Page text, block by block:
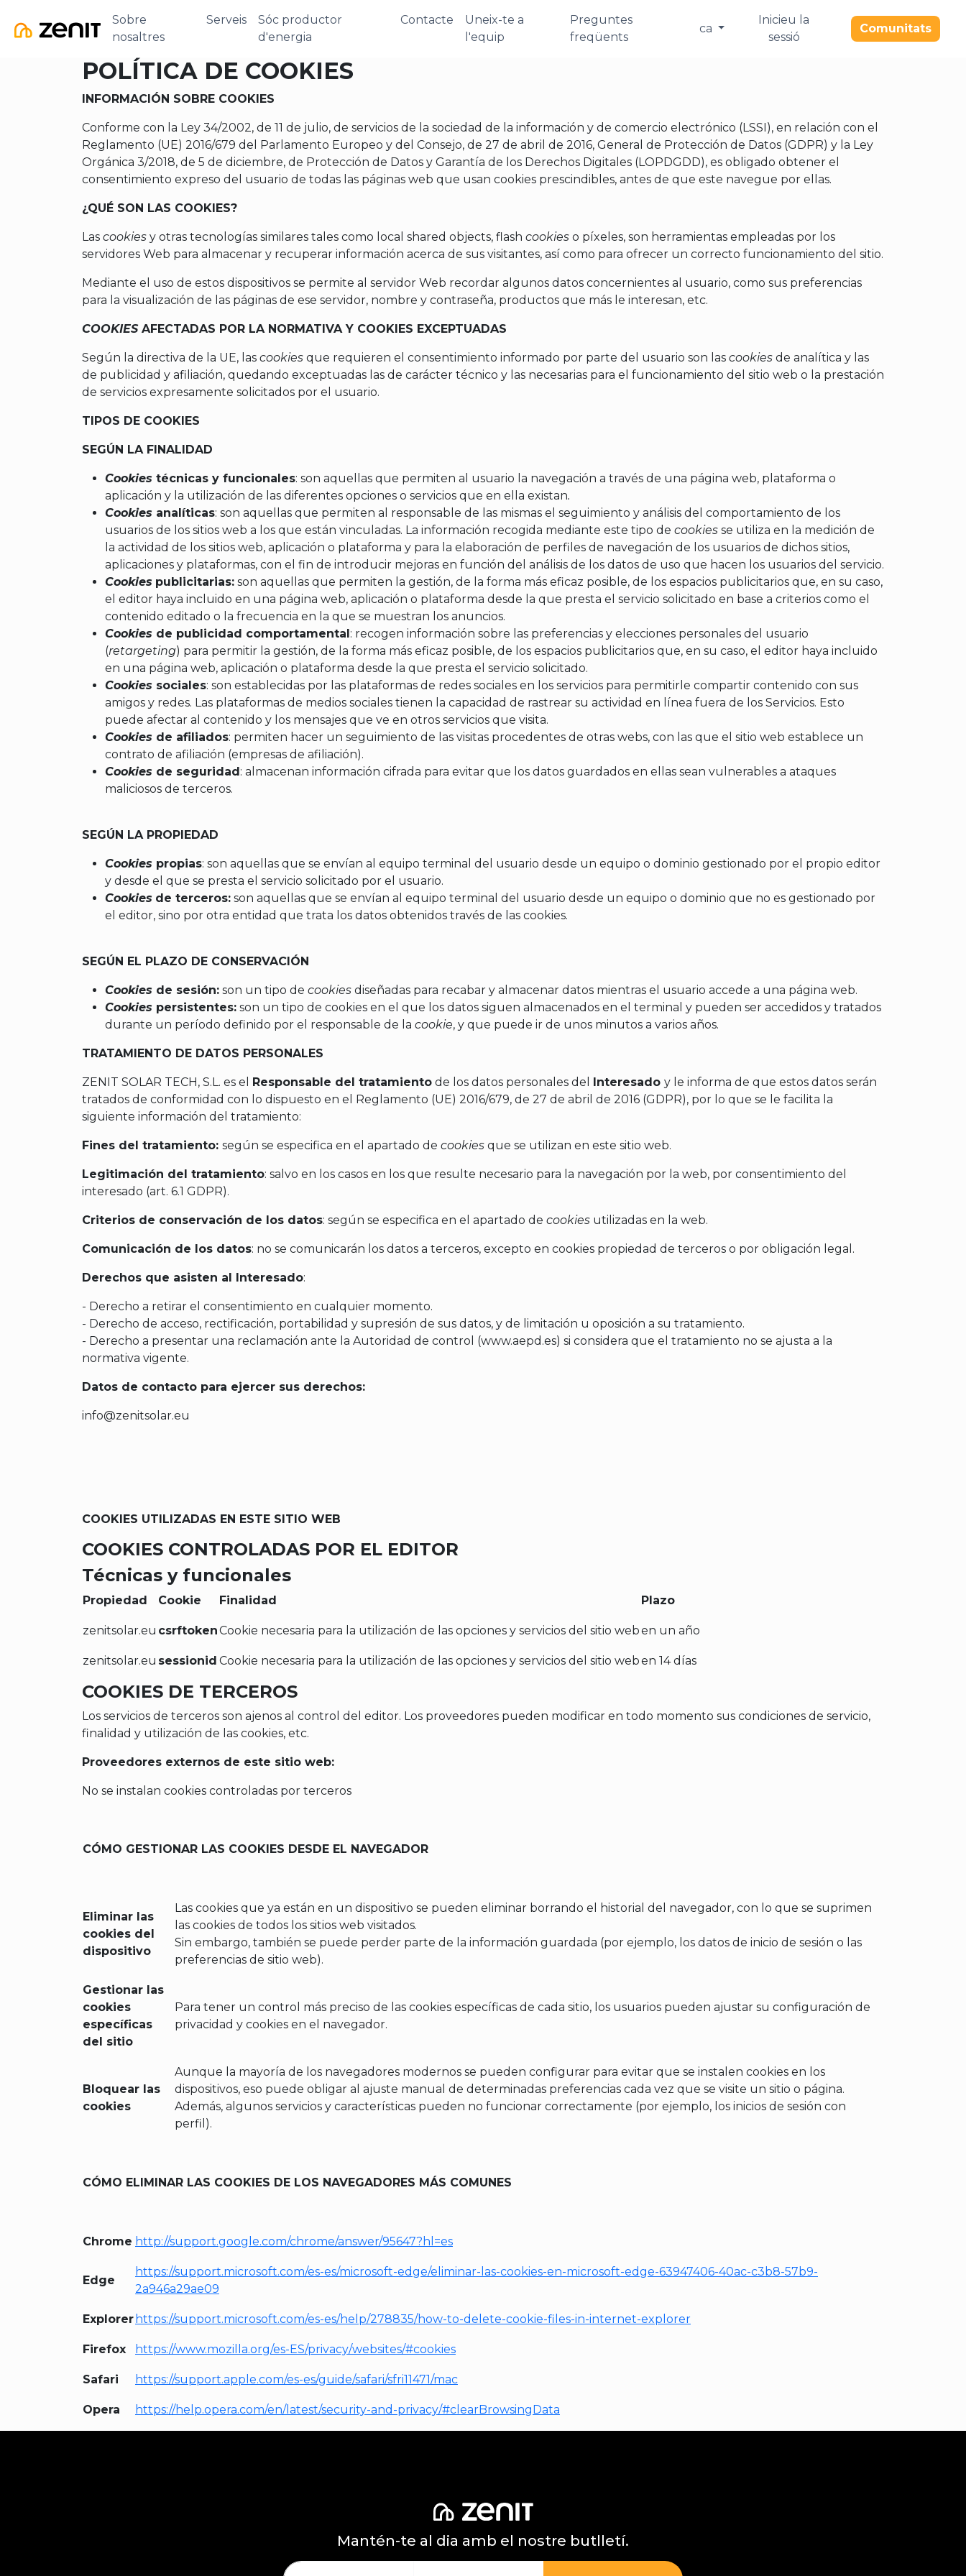
Sobre
nosaltres
Serveis
Sóc productor
d'energia
Contacte
Uneix-te a
l'equip
Preguntes
freqüents
ca
Inicieu la
sessió
Comunitats
POLÍTICA DE COOKIES
INFORMACIÓN SOBRE COOKIES
Conforme con la Ley 34/2002, de 11 de julio, de servicios de la sociedad de la información y de comercio electrónico (LSSI), en relación con el
Reglamento (UE) 2016/679 del Parlamento Europeo y del Consejo, de 27 de abril de 2016, General de Protección de Datos (GDPR) y la Ley
Orgánica 3/2018, de 5 de diciembre, de Protección de Datos y Garantía de los Derechos Digitales (LOPDGDD), es obligado obtener el
consentimiento expreso del usuario de todas las páginas web que usan cookies prescindibles, antes de que este navegue por ellas.
¿QUÉ SON LAS COOKIES?
Las cookies y otras tecnologías similares tales como local shared objects, flash cookies o píxeles, son herramientas empleadas por los
servidores Web para almacenar y recuperar información acerca de sus visitantes, así como para ofrecer un correcto funcionamiento del sitio.
Mediante el uso de estos dispositivos se permite al servidor Web recordar algunos datos concernientes al usuario, como sus preferencias
para la visualización de las páginas de ese servidor, nombre y contraseña, productos que más le interesan, etc.
COOKIES AFECTADAS POR LA NORMATIVA Y COOKIES EXCEPTUADAS
Según la directiva de la UE, las cookies que requieren el consentimiento informado por parte del usuario son las cookies de analítica y las
de publicidad y afiliación, quedando exceptuadas las de carácter técnico y las necesarias para el funcionamiento del sitio web o la prestación
de servicios expresamente solicitados por el usuario.
TIPOS DE COOKIES
SEGÚN LA FINALIDAD
Cookies técnicas y funcionales: son aquellas que permiten al usuario la navegación a través de una página web, plataforma o
aplicación y la utilización de las diferentes opciones o servicios que en ella existan.
Cookies analíticas: son aquellas que permiten al responsable de las mismas el seguimiento y análisis del comportamiento de los
usuarios de los sitios web a los que están vinculadas. La información recogida mediante este tipo de cookies se utiliza en la medición de
la actividad de los sitios web, aplicación o plataforma y para la elaboración de perfiles de navegación de los usuarios de dichos sitios,
aplicaciones y plataformas, con el fin de introducir mejoras en función del análisis de los datos de uso que hacen los usuarios del servicio.
Cookies publicitarias: son aquellas que permiten la gestión, de la forma más eficaz posible, de los espacios publicitarios que, en su caso,
el editor haya incluido en una página web, aplicación o plataforma desde la que presta el servicio solicitado en base a criterios como el
contenido editado o la frecuencia en la que se muestran los anuncios.
Cookies de publicidad comportamental: recogen información sobre las preferencias y elecciones personales del usuario
(retargeting) para permitir la gestión, de la forma más eficaz posible, de los espacios publicitarios que, en su caso, el editor haya incluido
en una página web, aplicación o plataforma desde la que presta el servicio solicitado.
Cookies sociales: son establecidas por las plataformas de redes sociales en los servicios para permitirle compartir contenido con sus
amigos y redes. Las plataformas de medios sociales tienen la capacidad de rastrear su actividad en línea fuera de los Servicios. Esto
puede afectar al contenido y los mensajes que ve en otros servicios que visita.
Cookies de afiliados: permiten hacer un seguimiento de las visitas procedentes de otras webs, con las que el sitio web establece un
contrato de afiliación (empresas de afiliación).
Cookies de seguridad: almacenan información cifrada para evitar que los datos guardados en ellas sean vulnerables a ataques
maliciosos de terceros.
SEGÚN LA PROPIEDAD
Cookies propias: son aquellas que se envían al equipo terminal del usuario desde un equipo o dominio gestionado por el propio editor
y desde el que se presta el servicio solicitado por el usuario.
Cookies de terceros: son aquellas que se envían al equipo terminal del usuario desde un equipo o dominio que no es gestionado por
el editor, sino por otra entidad que trata los datos obtenidos través de las cookies.
SEGÚN EL PLAZO DE CONSERVACIÓN
Cookies de sesión: son un tipo de cookies diseñadas para recabar y almacenar datos mientras el usuario accede a una página web.
Cookies persistentes: son un tipo de cookies en el que los datos siguen almacenados en el terminal y pueden ser accedidos y tratados
durante un período definido por el responsable de la cookie, y que puede ir de unos minutos a varios años.
TRATAMIENTO DE DATOS PERSONALES
ZENIT SOLAR TECH, S.L. es el Responsable del tratamiento de los datos personales del Interesado y le informa de que estos datos serán
tratados de conformidad con lo dispuesto en el Reglamento (UE) 2016/679, de 27 de abril de 2016 (GDPR), por lo que se le facilita la
siguiente información del tratamiento:
Fines del tratamiento: según se especifica en el apartado de cookies que se utilizan en este sitio web.
Legitimación del tratamiento: salvo en los casos en los que resulte necesario para la navegación por la web, por consentimiento del
interesado (art. 6.1 GDPR).
Criterios de conservación de los datos: según se especifica en el apartado de cookies utilizadas en la web.
Comunicación de los datos: no se comunicarán los datos a terceros, excepto en cookies propiedad de terceros o por obligación legal.
Derechos que asisten al Interesado:
- Derecho a retirar el consentimiento en cualquier momento.
- Derecho de acceso, rectificación, portabilidad y supresión de sus datos, y de limitación u oposición a su tratamiento.
- Derecho a presentar una reclamación ante la Autoridad de control (www.aepd.es) si considera que el tratamiento no se ajusta a la
normativa vigente.
Datos de contacto para ejercer sus derechos:
info@zenitsolar.eu
COOKIES UTILIZADAS EN ESTE SITIO WEB
COOKIES CONTROLADAS POR EL EDITOR
Técnicas y funcionales
Propiedad Cookie Finalidad Plazo
zenitsolar.eu csrftokenCookie necesaria para la utilización de las opciones y servicios del sitio weben un año
zenitsolar.eu sessionid Cookie necesaria para la utilización de las opciones y servicios del sitio weben 14 días
COOKIES DE TERCEROS
Los servicios de terceros son ajenos al control del editor. Los proveedores pueden modificar en todo momento sus condiciones de servicio,
finalidad y utilización de las cookies, etc.
Proveedores externos de este sitio web:
No se instalan cookies controladas por terceros
CÓMO GESTIONAR LAS COOKIES DESDE EL NAVEGADOR
Eliminar las
cookies del
dispositivo
Las cookies que ya están en un dispositivo se pueden eliminar borrando el historial del navegador, con lo que se suprimen
las cookies de todos los sitios web visitados.
Sin embargo, también se puede perder parte de la información guardada (por ejemplo, los datos de inicio de sesión o las
preferencias de sitio web).
Gestionar las
cookies
específicas
del sitio
Para tener un control más preciso de las cookies específicas de cada sitio, los usuarios pueden ajustar su configuración de
privacidad y cookies en el navegador.
Bloquear las
cookies
Aunque la mayoría de los navegadores modernos se pueden configurar para evitar que se instalen cookies en los
dispositivos, eso puede obligar al ajuste manual de determinadas preferencias cada vez que se visite un sitio o página.
Además, algunos servicios y características pueden no funcionar correctamente (por ejemplo, los inicios de sesión con
perfil).
CÓMO ELIMINAR LAS COOKIES DE LOS NAVEGADORES MÁS COMUNES
Chrome http://support.google.com/chrome/answer/95647?hl=es
Edge
https://support.microsoft.com/es-es/microsoft-edge/eliminar-las-cookies-en-microsoft-edge-63947406-40ac-c3b8-57b9-
2a946a29ae09
Explorer https://support.microsoft.com/es-es/help/278835/how-to-delete-cookie-files-in-internet-explorer
Firefox https://www.mozilla.org/es-ES/privacy/websites/#cookies
Safari https://support.apple.com/es-es/guide/safari/sfri11471/mac
Opera https://help.opera.com/en/latest/security-and-privacy/#clearBrowsingData
Mantén-te al dia amb el nostre butlletí.